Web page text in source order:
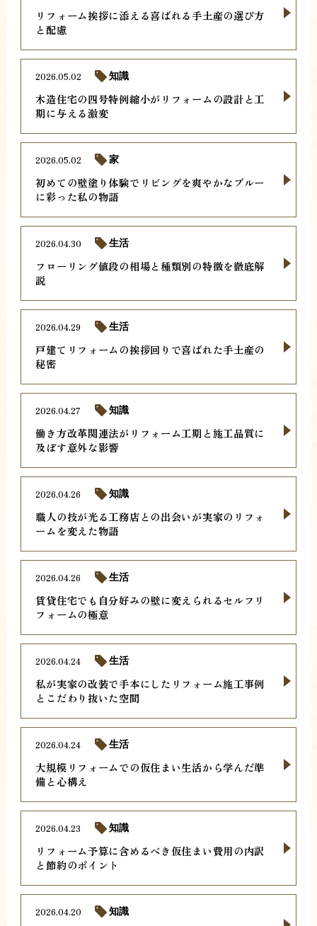
リフォーム挨拶に添える喜ばれる手土産の選び方
と配慮
木造住宅の四号特例縮小がリフォームの設計と工
期に与える激変
2026.05.02 知識
初めての壁塗り体験でリビングを爽やかなブルー
に彩った私の物語
2026.05.02 家
フローリング値段の相場と種類別の特徴を徹底解
説
2026.04.30 生活
戸建てリフォームの挨拶回りで喜ばれた手土産の
秘密
2026.04.29 生活
働き方改革関連法がリフォーム工期と施工品質に
及ぼす意外な影響
2026.04.27 知識
職人の技が光る工務店との出会いが実家のリフォ
ームを変えた物語
2026.04.26 知識
賃貸住宅でも自分好みの壁に変えられるセルフリ
フォームの極意
2026.04.26 生活
私が実家の改装で手本にしたリフォーム施工事例
とこだわり抜いた空間
2026.04.24 生活
大規模リフォームでの仮住まい生活から学んだ準
備と心構え
2026.04.24 生活
リフォーム予算に含めるべき仮住まい費用の内訳
と節約のポイント
2026.04.23 知識
2026.04.20 知識